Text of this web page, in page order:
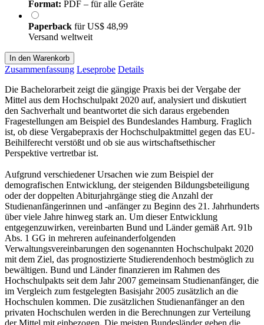
Format: PDF – für alle Geräte
Paperback fürUS$ 48,99
Versand weltweit
In den Warenkorb
Zusammenfassung Leseprobe Details
Die Bachelorarbeit zeigt die gängige Praxis bei der Vergabe der
Mittel aus dem Hochschulpakt 2020 auf, analysiert und diskutiert
den Sachverhalt und beantwortet die sich daraus ergebenden
Fragestellungen am Beispiel des Bundeslandes Hamburg. Fraglich
ist, ob diese Vergabepraxis der Hochschulpaktmittel gegen das EU-
Beihilferecht verstößt und ob sie aus wirtschaftsethischer
Perspektive vertretbar ist.
Aufgrund verschiedener Ursachen wie zum Beispiel der
demografischen Entwicklung, der steigenden Bildungsbeteiligung
oder der doppelten Abiturjahrgänge stieg die Anzahl der
Studienanfängerinnen und -anfänger zu Beginn des 21. Jahrhunderts
über viele Jahre hinweg stark an. Um dieser Entwicklung
entgegenzuwirken, vereinbarten Bund und Länder gemäß Art. 91b
Abs. 1 GG in mehreren aufeinanderfolgenden
Verwaltungsvereinbarungen den sogenannten Hochschulpakt 2020
mit dem Ziel, das prognostizierte Studierendenhoch bestmöglich zu
bewältigen. Bund und Länder finanzieren im Rahmen des
Hochschulpakts seit dem Jahr 2007 gemeinsam Studienanfänger, die
im Vergleich zum festgelegten Basisjahr 2005 zusätzlich an die
Hochschulen kommen. Die zusätzlichen Studienanfänger an den
privaten Hochschulen werden in die Berechnungen zur Verteilung
der Mittel mit einbezogen. Die meisten Bundesländer geben die